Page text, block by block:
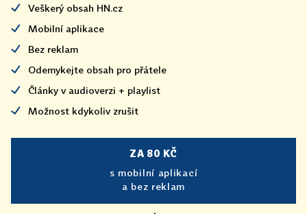
Veškerý obsah HN.cz
Mobilní aplikace
Bez reklam
Odemykejte obsah pro přátele
Články v audioverzi + playlist
Možnost kdykoliv zrušit
ZA 80 KČ
s mobilní aplikací
a bez reklam